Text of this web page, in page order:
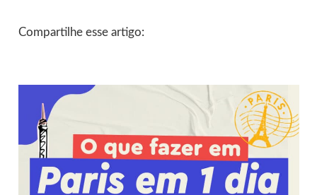
Compartilhe esse artigo: